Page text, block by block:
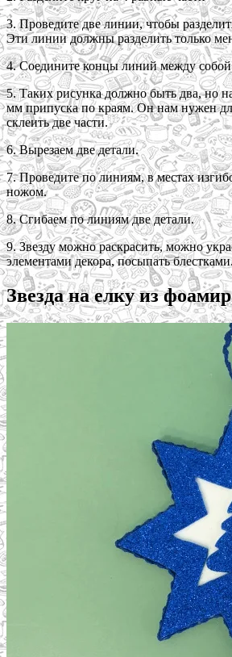
3. Проведите две линии, чтобы
Эти линии должны разделить только
4. Соедините концы линий между
5. Таких рисунка должно быть два, но
мм припуска по краям. Он нам нужен
склеить две части.
6. Вырезаем две детали.
7. Проведите по линиям, в местах
ножом.
8. Сгибаем по линиям две детали.
9. Звезду можно раскрасить, можно
элементами декора, посыпать
Звезда на елку из